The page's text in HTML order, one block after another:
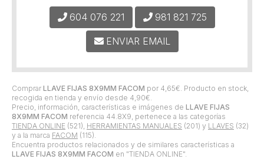
Comprar LLAVE FIJAS 8X9MM FACOM por 4,65€ . Producto en stock,
recogida en tienda y envío desde 4,90€
Precio, información, características e imágenes de LLAVE FIJAS
8X9MM FACOM referencia 44.8X9, pertenece a las categorías
TIENDA ONLINE (521), HERRAMIENTAS MANUALES (201) y LLAVES (32)
y a la marca FACOM (115).
Encuentra productos relacionados y de similares características a
LLAVE FIJAS 8X9MM FACOM en "TIENDA ONLINE".
604 076 221 981 821 725
ENVIAR EMAIL